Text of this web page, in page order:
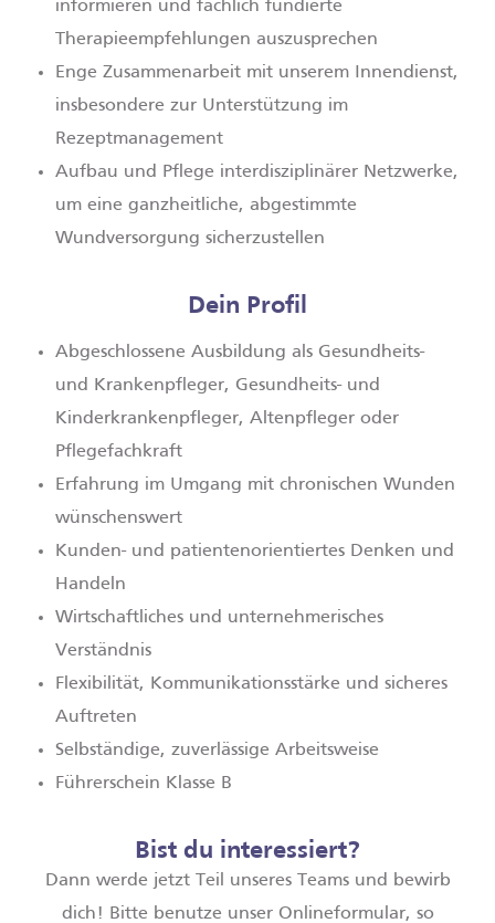
informieren und fachlich fundierte
Therapieempfehlungen auszusprechen
Enge Zusammenarbeit mit unserem Innendienst,
insbesondere zur Unterstützung im
Rezeptmanagement
Aufbau und Pflege interdisziplinärer Netzwerke,
um eine ganzheitliche, abgestimmte
Wundversorgung sicherzustellen
Dein Profil
Abgeschlossene Ausbildung als Gesundheits-
und Krankenpfleger, Gesundheits- und
Kinderkrankenpfleger, Altenpfleger oder
Pflegefachkraft
Erfahrung im Umgang mit chronischen Wunden
wünschenswert
Kunden-­ und patientenorientiertes Denken und
Handeln
Wirtschaftliches und unternehmerisches
Verständnis
Flexibilität, Kommunikationsstärke und sicheres
Auftreten
Selbständige, zuverlässige Arbeitsweise
Führerschein Klasse B
Bist du interessiert?
Dann werde jetzt Teil unseres Teams und bewirb
dich! Bitte benutze unser Onlineformular, so